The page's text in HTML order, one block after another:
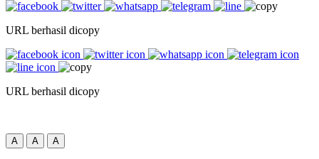
URL berhasil dicopy
URL berhasil dicopy
A A A